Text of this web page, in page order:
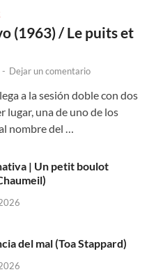
(1963) / Le puits et
- Dejar un comentario
a la sesión doble con dos
lugar, una de uno de los
nombre del …
| Un petit boulot
del mal (Toa Stappard)